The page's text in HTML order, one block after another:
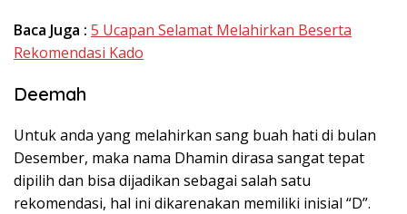
Baca Juga : 5 Ucapan Selamat Melahirkan Beserta
Rekomendasi Kado
Deemah
Untuk anda yang melahirkan sang buah hati di bulan
Desember, maka nama Dhamin dirasa sangat tepat
dipilih dan bisa dijadikan sebagai salah satu
rekomendasi, hal ini dikarenakan memiliki inisial “D”.